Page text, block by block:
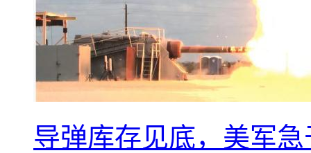
导弹库存见底，美军